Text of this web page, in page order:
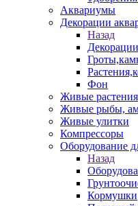
Аквариумы
Декорации
Назад
Фон
Живые растения
Живые рыбы,
Живые улитки
Компрессоры
Оборудование
Назад
Кормушки